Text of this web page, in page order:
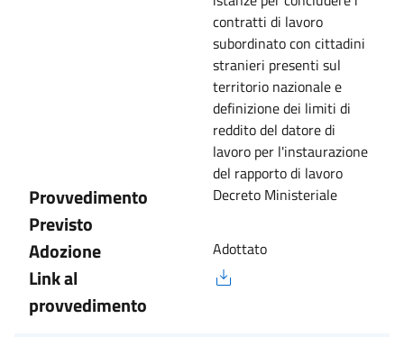
contratti di lavoro
subordinato con cittadini
stranieri presenti sul
territorio nazionale e
definizione dei limiti di
reddito del datore di
lavoro per l'instaurazione
del rapporto di lavoro
Provvedimento
Previsto
Decreto Ministeriale
Adozione Adottato
Link al
provvedimento